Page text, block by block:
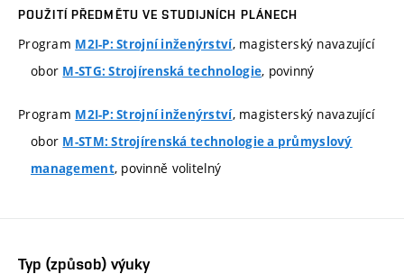
POUŽITÍ PŘEDMĚTU VE STUDIJNÍCH PLÁNECH
Program M2I-P: Strojní inženýrství, magisterský navazující
obor M-STG: Strojírenská technologie, povinný
Program M2I-P: Strojní inženýrství, magisterský navazující
obor M-STM: Strojírenská technologie a průmyslový
management, povinně volitelný
Typ (způsob) výuky